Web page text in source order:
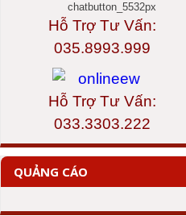
Hỗ Trợ Tư Vấn:
035.8993.999
Hỗ Trợ Tư Vấn:
033.3303.222
QUẢNG CÁO